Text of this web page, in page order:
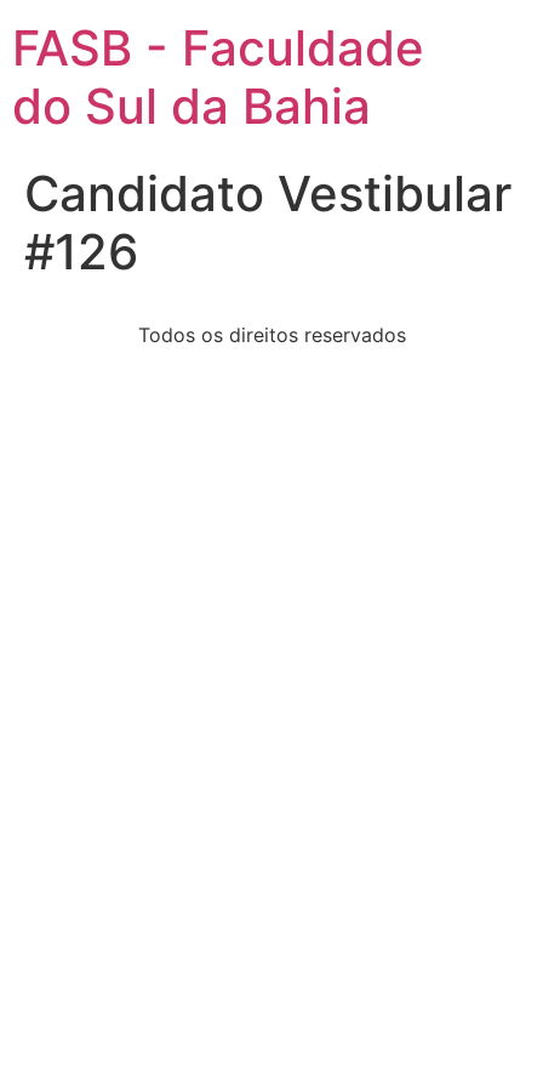
FASB - Faculdade
do Sul da Bahia
Candidato Vestibular
#126
Todos os direitos reservados